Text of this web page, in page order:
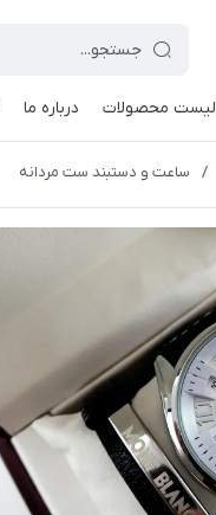
لیست محصولات درباره ما
/ ساعت و دستبند ست مردانه